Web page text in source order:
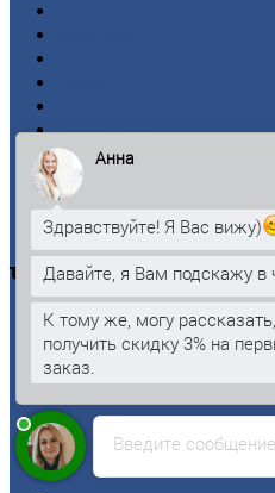
Прайс-лист
Новости
Личный
Оформление
Оплата
Черный
Арматура
Двутавроваябалка
Квадрат
Кругстальной
Лист
Проволока
Рельсы
Введите сообщение
Анна
Здравствуйте! Я Вас вижу)
Давайте, я Вам подскажу в
К тому же, могу
получить скидку 3% на
заказ.